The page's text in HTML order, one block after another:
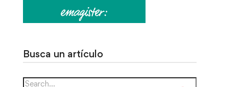
Busca un artículo